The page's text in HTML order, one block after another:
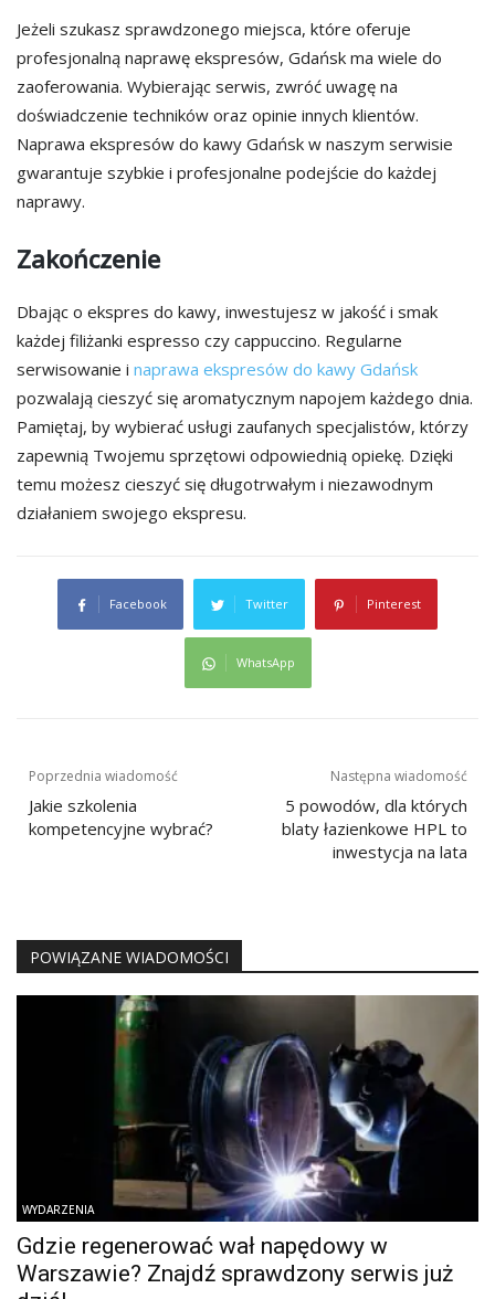
Jeżeli szukasz sprawdzonego miejsca, które oferuje
profesjonalną naprawę ekspresów, Gdańsk ma wiele do
zaoferowania. Wybierając serwis, zwróć uwagę na
doświadczenie techników oraz opinie innych klientów.
Naprawa ekspresów do kawy Gdańsk w naszym serwisie
gwarantuje szybkie i profesjonalne podejście do każdej
naprawy.
Zakończenie
Dbając o ekspres do kawy, inwestujesz w jakość i smak
każdej filiżanki espresso czy cappuccino. Regularne
serwisowanie i naprawa ekspresów do kawy Gdańsk
pozwalają cieszyć się aromatycznym napojem każdego dnia.
Pamiętaj, by wybierać usługi zaufanych specjalistów, którzy
zapewnią Twojemu sprzętowi odpowiednią opiekę. Dzięki
temu możesz cieszyć się długotrwałym i niezawodnym
działaniem swojego ekspresu.
Facebook Twitter Pinterest
WhatsApp
Nawigacja
wpisu
Poprzednia wiadomość
Jakie szkolenia
kompetencyjne wybrać?
Następna wiadomość
5 powodów, dla których
blaty łazienkowe HPL to
inwestycja na lata
POWIĄZANE WIADOMOŚCI
WYDARZENIA
Gdzie regenerować wał napędowy w
Warszawie? Znajdź sprawdzony serwis już